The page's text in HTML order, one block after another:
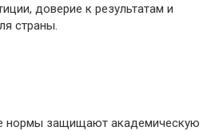
доверие к результатам и
страны.
нормы защищают академическую